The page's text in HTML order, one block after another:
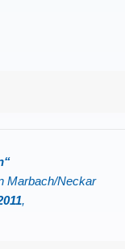
Marbach/Neckar
,